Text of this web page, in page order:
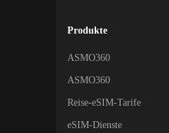
Produkte
ASMO360
ASMO360
Reise-eSIM-Tarife
eSIM-Dienste